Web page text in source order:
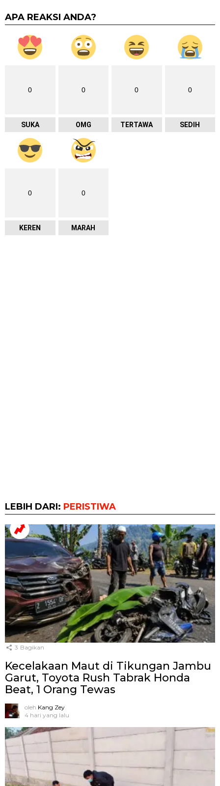
APA REAKSI ANDA?
0
SUKA
0
OMG
0
TERTAWA
0
SEDIH
0
KEREN
0
MARAH
LEBIH DARI: PERISTIWA
3 Bagikan
Kecelakaan Maut di Tikungan Jambu
Garut, Toyota Rush Tabrak Honda
Beat, 1 Orang Tewas
oleh Kang Zey
4 hari yang lalu